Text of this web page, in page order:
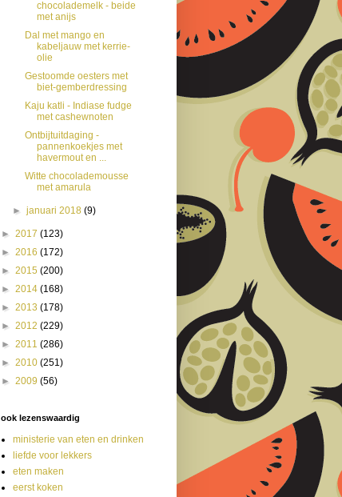
chocolademelk - beide
met anijs
Dal met mango en
kabeljauw met kerrie-
olie
Gestoomde oesters met
biet-gemberdressing
Kaju katli - Indiase fudge
met cashewnoten
Ontbijtuitdaging -
pannenkoekjes met
havermout en ...
Witte chocolademousse
met amarula
►januari 2018(9)
► 2017 (123)
► 2016 (172)
► 2015 (200)
► 2014 (168)
► 2013 (178)
► 2012 (229)
► 2011 (286)
► 2010 (251)
► 2009 (56)
ook lezenswaardig
ministerie van eten en drinken
liefde voor lekkers
eten maken
eerst koken